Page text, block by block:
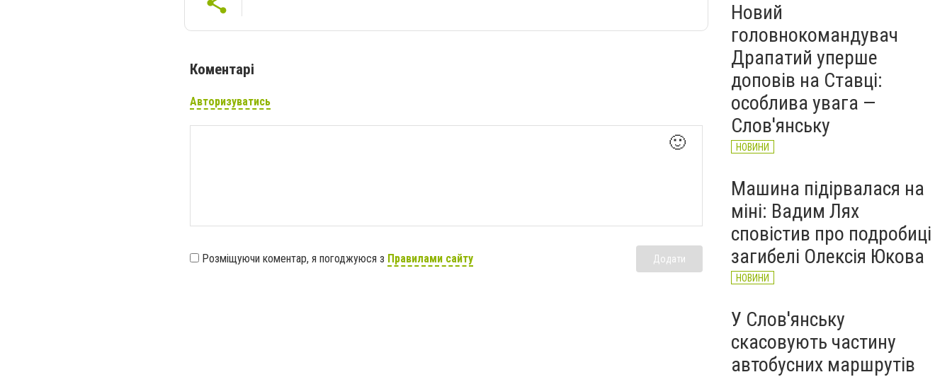
Коментарі
Авторизуватись
🙂
Розміщуючи коментар, я погоджуюся з Правилами сайту Додати
Новий
головнокомандувач
Драпатий уперше
доповів на Ставці:
особлива увага —
Слов'янську
НОВИНИ
Машина підірвалася на
міні: Вадим Лях
сповістив про подробиці
загибелі Олексія Юкова
НОВИНИ
У Слов'янську
скасовують частину
автобусних маршрутів